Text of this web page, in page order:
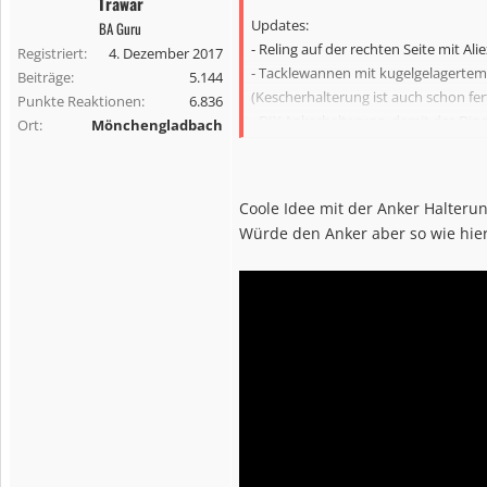
e
n
BA Guru
Registriert
4. Dezember 2017
Beiträge
5.144
Punkte Reaktionen
6.836
Ort
Mönchengladbach
Updates:
- Reling auf der rechten Seite mit
- Tacklewannen mit
(Kescherhalterung ist auch schon
- DIY Ankerhalterung, damit das
- Zusätzliche Stütze aus einer alten
- Rutenhalter in Fahrtrichtung um
Coole Idee mit der Anker
Würde den Anker aber so wie